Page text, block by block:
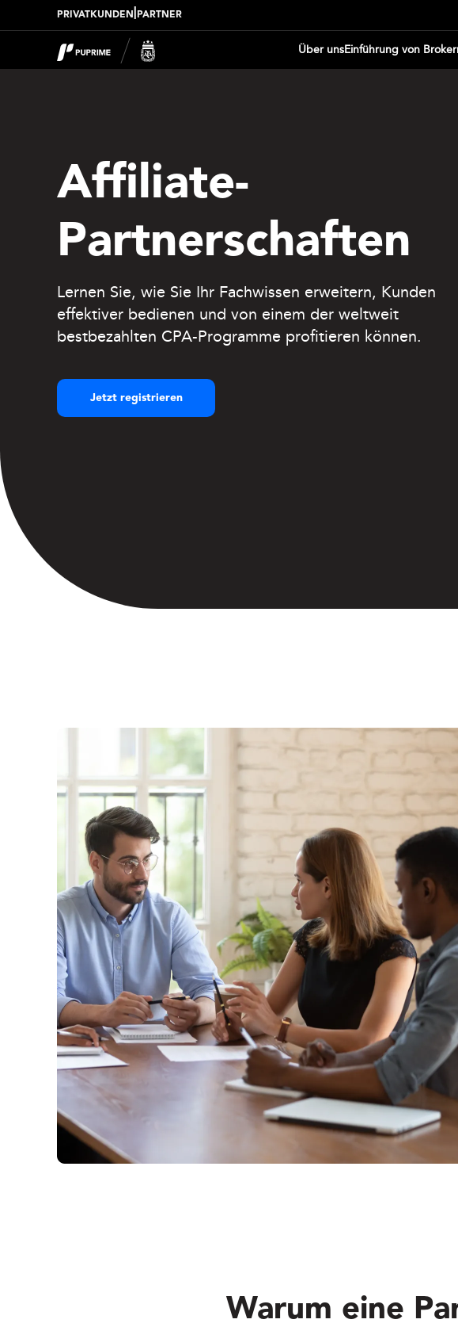
PRIVATKUNDEN PARTNER
Über unsEinführung von
Affiliate-
Partnerschaften
Lernen Sie, wie Sie Ihr Fachwissen erweitern, Kunden
effektiver bedienen und von einem der weltweit
bestbezahlten CPA-Programme profitieren können.
Jetzt registrieren
Warum eine